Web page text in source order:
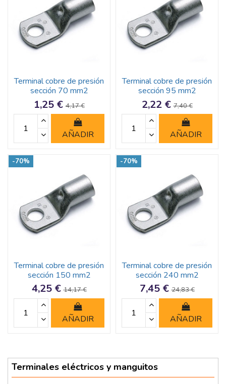
Terminal cobre de presión
sección 70 mm2
1,25 €4,17 €
AÑADIR
Terminal cobre de presión
sección 95 mm2
2,22 €7,40 €
AÑADIR
-70%
Terminal cobre de presión
sección 150 mm2
4,25 €14,17 €
AÑADIR
-70%
Terminal cobre de presión
sección 240 mm2
7,45 €24,83 €
AÑADIR
Terminales eléctricos y manguitos